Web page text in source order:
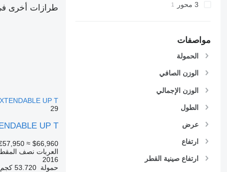
3 محور
مواصفات
الحمولة
الوزن الصافي
الوزن الإجمالي
الطول
عرض
ارتفاع
ارتفاع صينية القطر
طرازات أخرى
UP T
29
UP T
≈ $66,960
العربات نصف
2016
حمولة 53.720 كجم